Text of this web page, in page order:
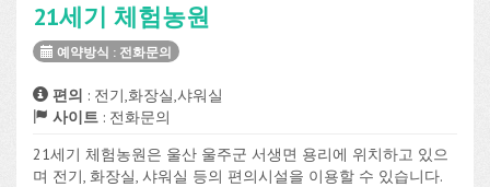
21세기 체험농원
예약방식 : 전화문의
편의 : 전기,화장실,샤워실
사이트 : 전화문의
21세기 체험농원은 울산 울주군 서생면 용리에 위치하고 있으
며 전기, 화장실, 샤워실 등의 편의시설을 이용할 수 있습니다.